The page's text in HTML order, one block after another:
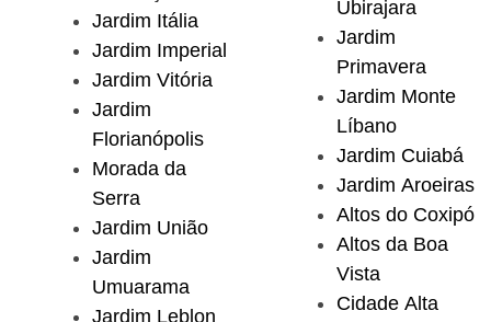
Jardim Itália
Jardim Imperial
Jardim Vitória
Jardim
Florianópolis
Morada da
Serra
Jardim União
Jardim
Umuarama
Jardim Leblon
Ubirajara
Jardim
Primavera
Jardim Monte
Líbano
Jardim Cuiabá
Jardim Aroeiras
Altos do Coxipó
Altos da Boa
Vista
Cidade Alta